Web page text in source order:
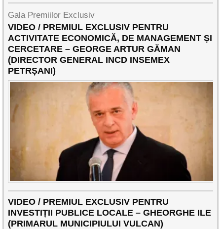
Gala Premiilor Exclusiv
VIDEO / PREMIUL EXCLUSIV PENTRU
ACTIVITATE ECONOMICĂ, DE MANAGEMENT ȘI
CERCETARE – GEORGE ARTUR GĂMAN
(DIRECTOR GENERAL INCD INSEMEX
PETRȘANI)
VIDEO / PREMIUL EXCLUSIV PENTRU
INVESTIȚII PUBLICE LOCALE – GHEORGHE ILE
(PRIMARUL MUNICIPIULUI VULCAN)